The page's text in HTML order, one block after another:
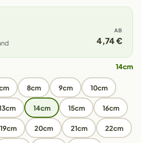
AB
4,74 €
14cm
8cm 9cm 10cm
14cm 15cm 16cm
19cm 20cm 21cm 22cm